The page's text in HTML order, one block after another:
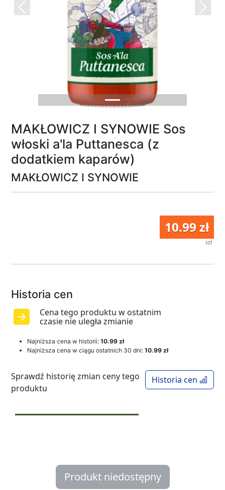
Previous Next
MAKŁOWICZ I SYNOWIE Sos
włoski a'la Puttanesca (z
dodatkiem kaparów)
MAKŁOWICZ I SYNOWIE
10.99 zł
szt
Historia cen
Cena tego produktu w ostatnim
czasie nie uległa zmianie
Najniższa cena w historii: 10.99 zł
Najniższa cena w ciągu ostatnich 30 dni: 10.99 zł
Historia cen
Sprawdź historię zmian ceny tego
produktu
Produkt niedostępny